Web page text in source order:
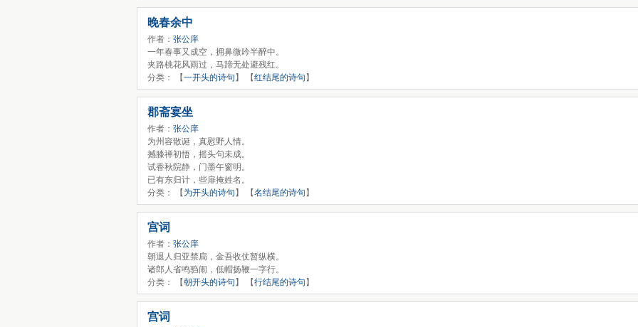
晚春余中
作者： 张公庠
一年春事又成空，拥鼻微吟半醉中。
夹路桃花风雨过，马蹄无处避残红。
分类： 【一开头的诗句】 【红结尾的诗句】
郡斋宴坐
作者： 张公庠
为州容散诞，真慰野人情。
撼膝禅初悟，摇头句未成。
试香秋院静，门墨午窗明。
已有东归计，些扉掩姓名。
分类： 【为开头的诗句】 【名结尾的诗句】
宫词
作者： 张公庠
朝退人归亚禁扃，金吾收仗暂纵横。
诸郎人省鸣驺闹，低帽扬鞭一字行。
分类： 【朝开头的诗句】 【行结尾的诗句】
宫词